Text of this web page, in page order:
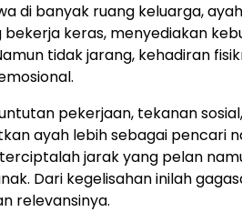
di banyak ruang keluarga,
bekerja keras, menyediakan
tidak jarang, kehadiran
pekerjaan, tekanan
ayah lebih sebagai pencari
jarak yang pelan
Dari kegelisahan inilah
relevansinya.